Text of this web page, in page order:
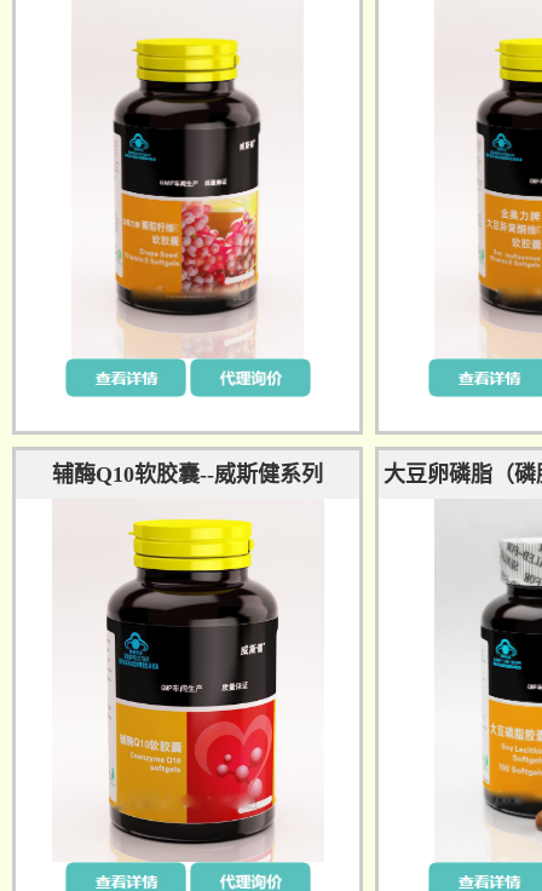
辅酶Q10软胶囊--威斯健系列
大豆卵磷脂（